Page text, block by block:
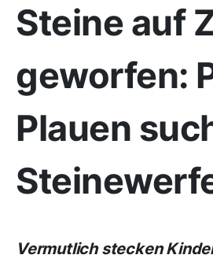
Steine auf
geworfen:
Plauen
Vermutlich stecken